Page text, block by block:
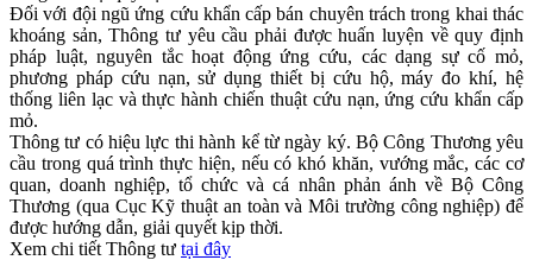
Đối với đội ngũ ứng cứu khẩn cấp bán chuyên trách trong khai thác
khoáng sản, Thông tư yêu cầu phải được huấn luyện về quy định
pháp luật, nguyên tắc hoạt động ứng cứu, các dạng sự cố mỏ,
phương pháp cứu nạn, sử dụng thiết bị cứu hộ, máy đo khí, hệ
thống liên lạc và thực hành chiến thuật cứu nạn, ứng cứu khẩn cấp
mỏ.
Thông tư có hiệu lực thi hành kể từ ngày ký. Bộ Công Thương yêu
cầu trong quá trình thực hiện, nếu có khó khăn, vướng mắc, các cơ
quan, doanh nghiệp, tổ chức và cá nhân phản ánh về Bộ Công
Thương (qua Cục Kỹ thuật an toàn và Môi trường công nghiệp) để
được hướng dẫn, giải quyết kịp thời.
Xem chi tiết Thông tư tại đây